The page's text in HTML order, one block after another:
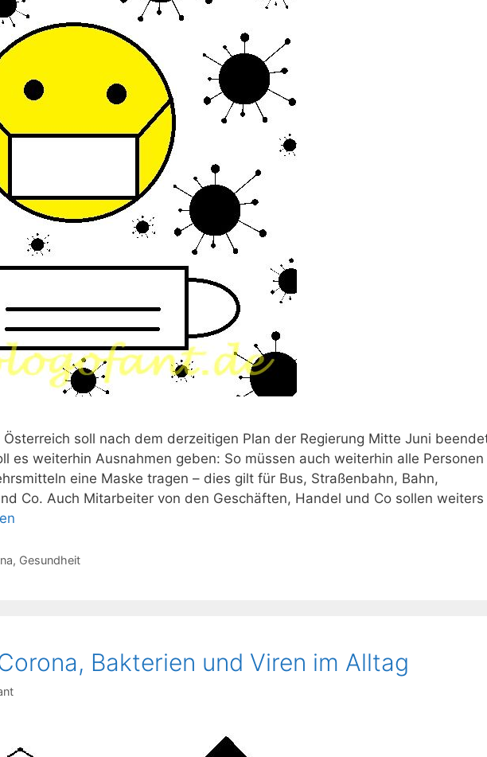
soll nach dem derzeitigen Plan der Regierung Mitte Juni
es weiterhin Ausnahmen geben: So müssen auch weiterhin alle Personen
eine Maske tragen – dies gilt für Bus, Straßenbahn, Bahn,
Co. Auch Mitarbeiter von den Geschäften, Handel und Co sollen weiters
, Gesundheit
Bakterien und Viren im Alltag